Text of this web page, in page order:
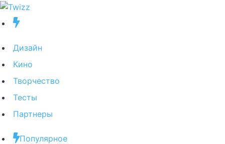
Дизайн
Кино
Творчество
Тесты
Партнеры
Популярное